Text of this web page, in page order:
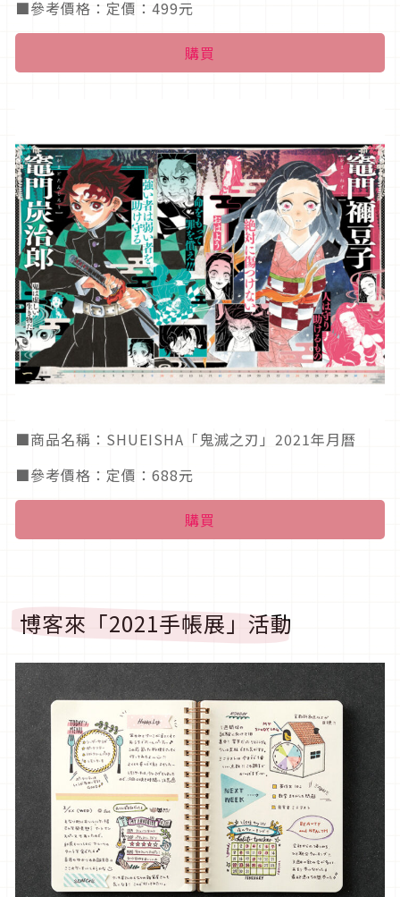
■參考價格：定價：499元
購買
■商品名稱：SHUEISHA「鬼滅之刃」2021年月曆
■參考價格：定價：688元
購買
博客來「2021手帳展」活動